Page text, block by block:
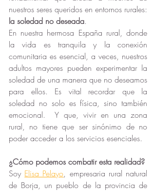
la soledad no deseada.
En nuestra hermosa España rural, donde
la vida es tranquila y la conexión
comunitaria es esencial, a veces, nuestros
adultos mayores pueden experimentar la
soledad de una manera que no deseamos
para ellos. Es vital recordar que la
soledad no solo es física, sino también
emocional.  Y que, vivir en una zona
rural, no tiene que ser sinónimo de no
poder acceder a los servicios esenciales.
¿Cómo podemos combatir esta realidad?
Soy Elisa Pelayo, empresaria rural natural
de Borja, un pueblo de la provincia de